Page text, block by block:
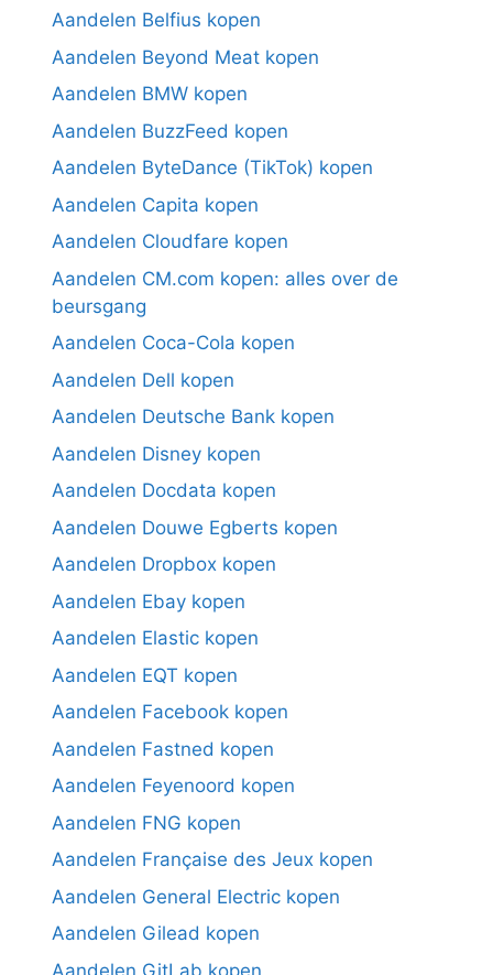
Aandelen Belfius kopen
Aandelen Beyond Meat kopen
Aandelen BMW kopen
Aandelen BuzzFeed kopen
Aandelen ByteDance (TikTok) kopen
Aandelen Capita kopen
Aandelen Cloudfare kopen
Aandelen CM.com kopen: alles over de
beursgang
Aandelen Coca-Cola kopen
Aandelen Dell kopen
Aandelen Deutsche Bank kopen
Aandelen Disney kopen
Aandelen Docdata kopen
Aandelen Douwe Egberts kopen
Aandelen Dropbox kopen
Aandelen Ebay kopen
Aandelen Elastic kopen
Aandelen EQT kopen
Aandelen Facebook kopen
Aandelen Fastned kopen
Aandelen Feyenoord kopen
Aandelen FNG kopen
Aandelen Française des Jeux kopen
Aandelen General Electric kopen
Aandelen Gilead kopen
Aandelen GitLab kopen